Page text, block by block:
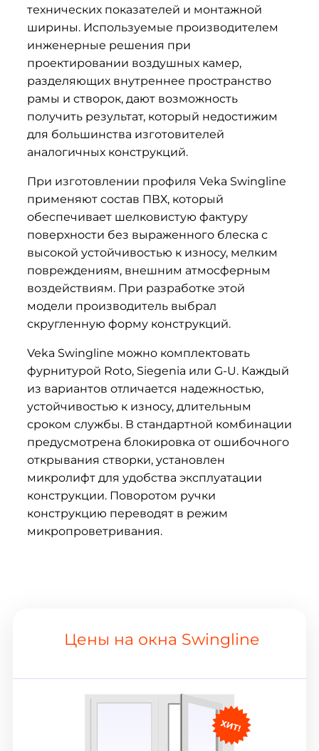
технических показателей и монтажной
ширины. Используемые производителем
инженерные решения при
проектировании воздушных камер,
разделяющих внутреннее пространство
рамы и створок, дают возможность
получить результат, который недостижим
для большинства изготовителей
аналогичных конструкций.
При изготовлении профиля Veka Swingline
применяют состав ПВХ, который
обеспечивает шелковистую фактуру
поверхности без выраженного блеска с
высокой устойчивостью к износу, мелким
повреждениям, внешним атмосферным
воздействиям. При разработке этой
модели производитель выбрал
скругленную форму конструкций.
Veka Swingline можно комплектовать
фурнитурой Roto, Siegenia или G-U. Каждый
из вариантов отличается надежностью,
устойчивостью к износу, длительным
сроком службы. В стандартной комбинации
предусмотрена блокировка от ошибочного
открывания створки, установлен
микролифт для удобства эксплуатации
конструкции. Поворотом ручки
конструкцию переводят в режим
микропроветривания.
Цены на окна Swingline